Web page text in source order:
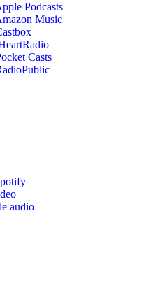
Podcasts
Music
Casts
audio